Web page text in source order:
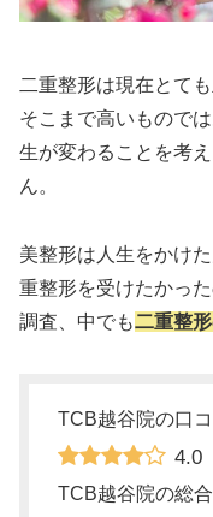
二重整形は現在とて
そこまで高いもので
生が変わることを考
ん。
美整形は人生をかけ
重整形を受けたかっ
調査、中でも二重整
TCB越谷院の口
4.0
TCB越谷院の総